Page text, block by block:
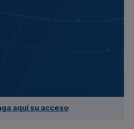
aquí su acceso